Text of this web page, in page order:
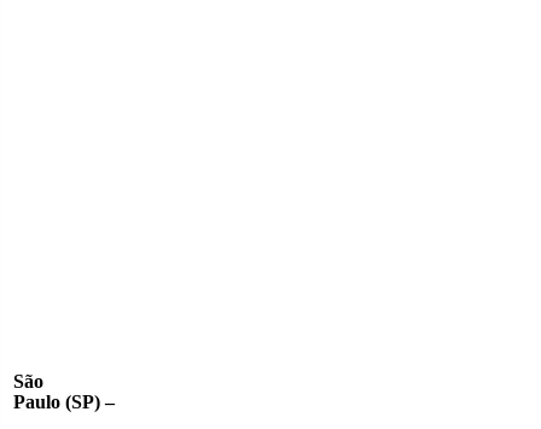
São
Paulo (SP) –